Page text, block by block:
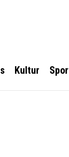
Kultur